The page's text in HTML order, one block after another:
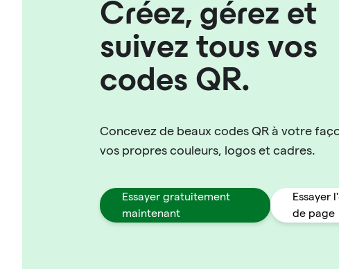
Créez, gérez et
suivez tous vos
codes QR.
Concevez de beaux codes QR à votre
vos propres couleurs, logos et cadres.
Essayer gratuitement
maintenant
Essayer
de page